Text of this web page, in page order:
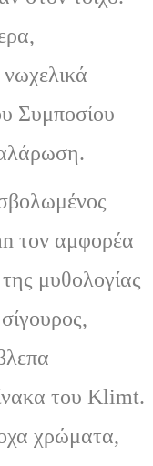
Συμποσίου
τον αμφορέα
της μυθολογίας
του Klimt.
χρώματα,